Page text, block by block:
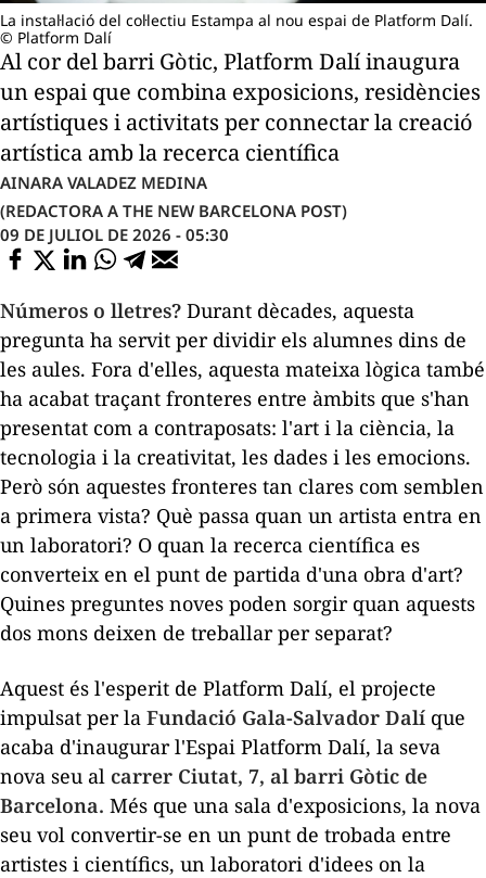
La instal·lació del col·lectiu Estampa al nou espai de Platform Dalí.
© Platform Dalí
Al cor del barri Gòtic, Platform Dalí inaugura
un espai que combina exposicions, residències
artístiques i activitats per connectar la creació
artística amb la recerca científica
AINARA VALADEZ MEDINA
(REDACTORA A THE NEW BARCELONA POST)
09 DE JULIOL DE 2026 - 05:30
Números o lletres? Durant dècades, aquesta
pregunta ha servit per dividir els alumnes dins de
les aules. Fora d'elles, aquesta mateixa lògica també
ha acabat traçant fronteres entre àmbits que s'han
presentat com a contraposats: l'art i la ciència, la
tecnologia i la creativitat, les dades i les emocions.
Però són aquestes fronteres tan clares com semblen
a primera vista? Què passa quan un artista entra en
un laboratori? O quan la recerca científica es
converteix en el punt de partida d'una obra d'art?
Quines preguntes noves poden sorgir quan aquests
dos mons deixen de treballar per separat?
Aquest és l'esperit de Platform Dalí, el projecte
impulsat per la Fundació Gala-Salvador Dalí que
acaba d'inaugurar l'Espai Platform Dalí, la seva
nova seu al carrer Ciutat, 7, al barri Gòtic de
Barcelona. Més que una sala d'exposicions, la nova
seu vol convertir-se en un punt de trobada entre
artistes i científics, un laboratori d'idees on la